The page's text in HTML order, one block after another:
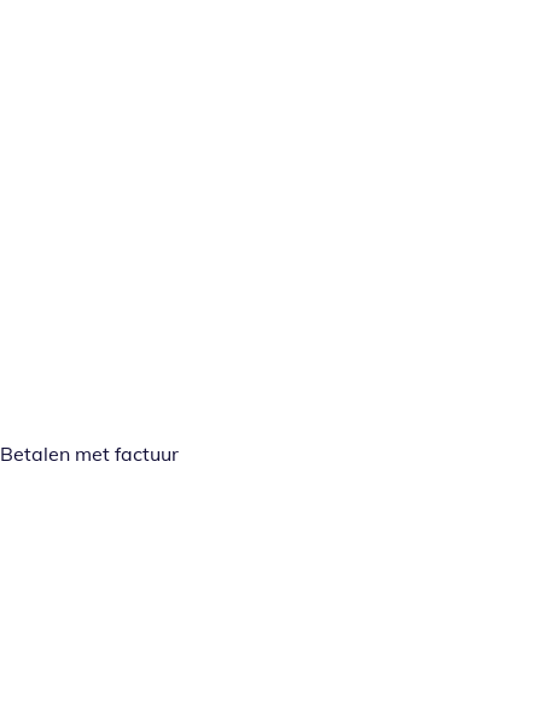
Betalen met factuur